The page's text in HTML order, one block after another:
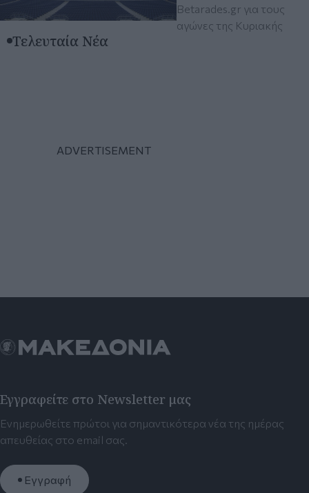
Betarades.gr για τους
αγώνες της Κυριακής
Τελευταία Νέα
Εγγραφείτε στο Newsletter μας
Ενημερωθείτε πρώτοι για σημαντικότερα νέα της ημέρας
απευθείας στο email σας.
Εγγραφή